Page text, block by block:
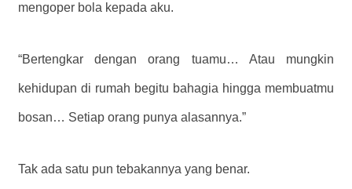
mengoper bola kepada aku.
“Bertengkar dengan orang tuamu… Atau mungkin
kehidupan di rumah begitu bahagia hingga membuatmu
bosan… Setiap orang punya alasannya.”
Tak ada satu pun tebakannya yang benar.